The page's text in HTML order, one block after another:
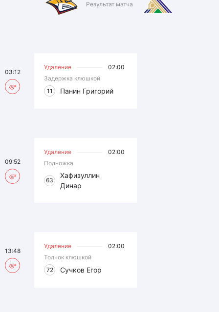
Результат матча
Удаление
02:00
Задержка клюшкой
11
Панин Григорий
03:12
Удаление
02:00
Подножка
63
Хафизуллин
Динар
09:52
Удаление
02:00
Толчок клюшкой
72
Сучков Егор
13:48